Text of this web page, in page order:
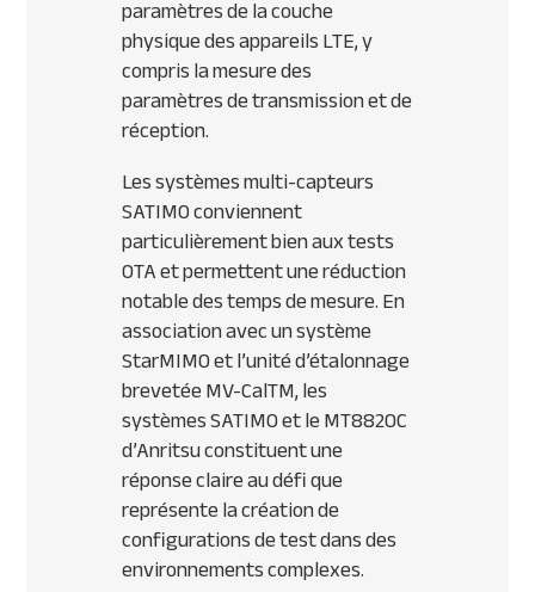
paramètres de la couche
physique des appareilsLTE, y
compris la mesure des
paramètres de transmission et de
réception.
Les systèmes multi-capteurs
SATIMOconviennent
particulièrement bien aux tests
OTAet permettent une réduction
notable des temps de mesure. En
association avec un système
StarMIMO et l’unité d’étalonnage
brevetée MV-CalTM, les
systèmesSATIMOet le MT8820C
d’Anritsu constituent une
réponse claire au défi que
représente la création de
configurations de test dans des
environnements complexes.